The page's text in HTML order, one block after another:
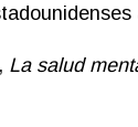
La salud